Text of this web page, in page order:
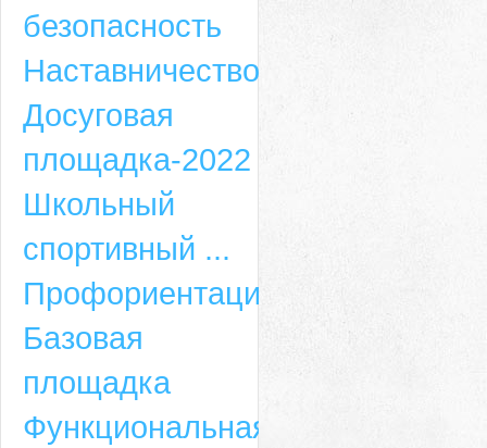
безопасность
Наставничество
Досуговая
площадка-2022
Школьный
спортивный ...
Профориентация
Базовая
площадка
Функциональная